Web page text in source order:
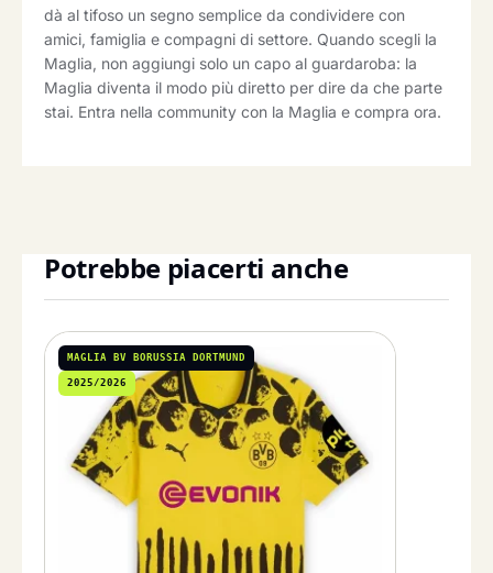
dà al tifoso un segno semplice da condividere con
amici, famiglia e compagni di settore. Quando scegli la
Maglia, non aggiungi solo un capo al guardaroba: la
Maglia diventa il modo più diretto per dire da che parte
stai. Entra nella community con la Maglia e compra ora.
Potrebbe piacerti anche
MAGLIA BV BORUSSIA DORTMUND
2025/2026